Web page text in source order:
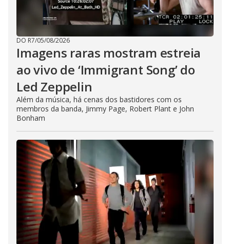
DO R7/05/08/2026
Imagens raras mostram estreia
ao vivo de ‘Immigrant Song’ do
Led Zeppelin
Além da música, há cenas dos bastidores com os
membros da banda, Jimmy Page, Robert Plant e John
Bonham